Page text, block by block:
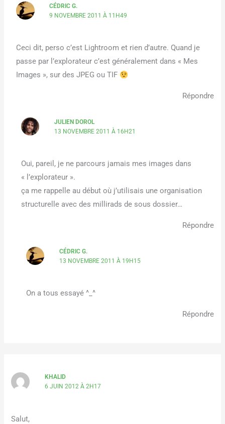
CÉDRIC G.
9 NOVEMBRE 2011 À 11H49
Ceci dit, perso c’est Lightroom et rien d’autre. Quand je
passe par l’explorateur c’est généralement dans « Mes
Images », sur des JPEG ou TIF
Répondre
JULIEN DOROL
13 NOVEMBRE 2011 À 16H21
Oui, pareil, je ne parcours jamais mes images dans
« l’explorateur ».
ça me rappelle au début où j’utilisais une organisation
structurelle avec des millirads de sous dossier…
Répondre
CÉDRIC G.
13 NOVEMBRE 2011 À 19H15
On a tous essayé ^_^
Répondre
KHALID
6 JUIN 2012 À 2H17
Salut,